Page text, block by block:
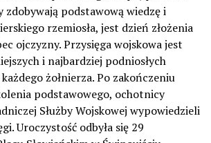
podstawową wiedzę i
rzemiosła, jest dzień złożenia
ojczyzny. Przysięga wojskowa jest
i najbardziej podniosłych
żołnierza. Po zakończeniu
podstawowego, ochotnicy
Służby Wojskowej wypowiedzieli
Uroczystość odbyła się 29